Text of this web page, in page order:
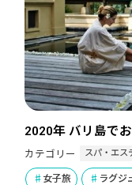
2020年 バリ島で
カテゴリー スパ・エス
女子旅 ラグジ